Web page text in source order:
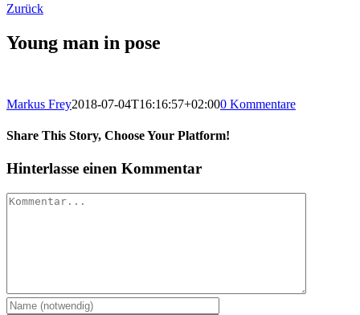
Zurück
Young man in pose
Markus Frey2018-07-04T16:16:57+02:000 Kommentare
Share This Story, Choose Your Platform!
Hinterlasse einen Kommentar
Kommentar